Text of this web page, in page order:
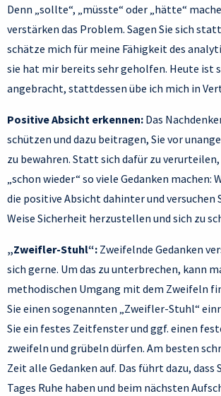
Denn „sollte“, „müsste“ oder „hätte“
verstärken das Problem. Sagen Sie sich
schätze mich für meine Fähigkeit des
sie hat mir bereits sehr geholfen. Heute ist
angebracht, stattdessen übe ich mich in
Positive Absicht erkennen: Das
schützen und dazu beitragen, Sie vor
zu bewahren. Statt sich dafür zu verurteilen,
„schon wieder“ so viele Gedanken machen:
die positive Absicht dahinter und versuchen
Weise Sicherheit herzustellen und sich zu
„Zweifler-Stuhl“: Zweifelnde Gedanken
sich gerne. Um das zu unterbrechen, kann
methodischen Umgang mit dem Zweifeln
Sie einen sogenannten „Zweifler-Stuhl“
Sie ein festes Zeitfenster und ggf. einen
zweifeln und grübeln dürfen. Am besten
Zeit alle Gedanken auf. Das führt dazu, dass
Tages Ruhe haben und beim nächsten